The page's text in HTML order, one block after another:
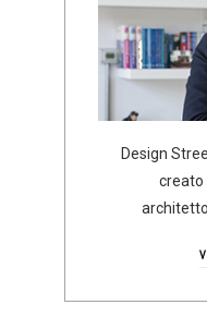
Design
creato